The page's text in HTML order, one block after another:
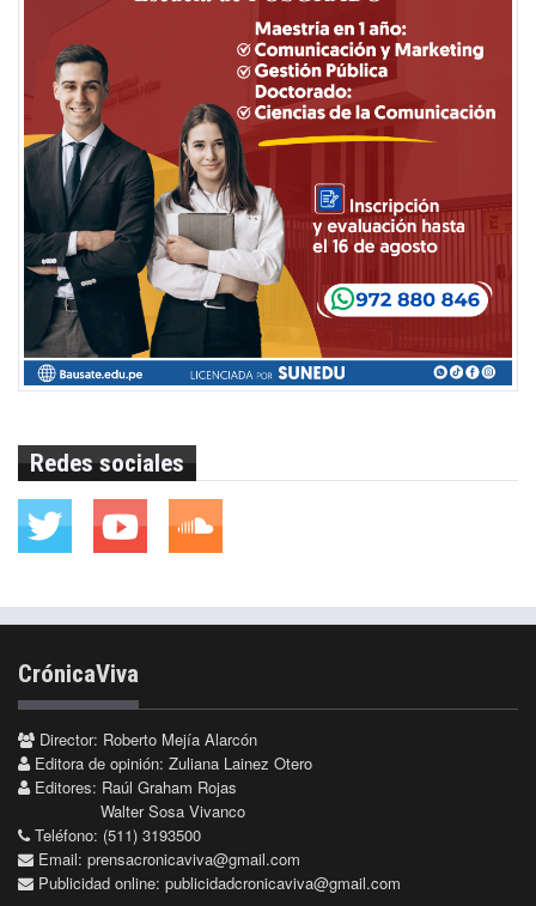
Redes sociales
CrónicaViva
Director: Roberto Mejía Alarcón
Editora de opinión: Zuliana Lainez Otero
Editores: Raúl Graham Rojas
Walter Sosa Vivanco
Teléfono: (511) 3193500
Email: prensacronicaviva@gmail.com
Publicidad online: publicidadcronicaviva@gmail.com